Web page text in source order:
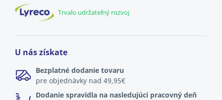
Trvalo udržateľný rozvoj
U nás získate
Bezplatné dodanie tovaru
pre objednávky nad 49,95€
Dodanie spravidla na nasledujúci pracovný deň